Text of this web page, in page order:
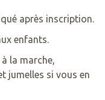
après inscription.
enfants.
la marche,
jumelles si vous en